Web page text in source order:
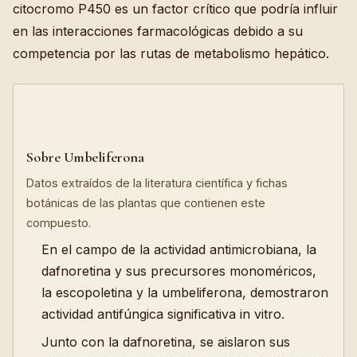
citocromo P450 es un factor crítico que podría influir
en las interacciones farmacológicas debido a su
competencia por las rutas de metabolismo hepático.
Sobre Umbeliferona
Datos extraídos de la literatura científica y fichas
botánicas de las plantas que contienen este
compuesto.
En el campo de la actividad antimicrobiana, la
dafnoretina y sus precursores monoméricos,
la escopoletina y la umbeliferona, demostraron
actividad antifúngica significativa in vitro.
Junto con la dafnoretina, se aislaron sus